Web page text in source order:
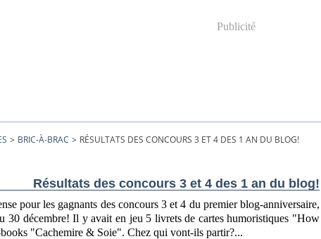
Publicité
> BRIC-À-BRAC > RÉSULTATS DES CONCOURS 3 ET 4 DES 1 AN DU BLOG!
Résultats des concours 3 et 4 des 1 an du blog!
pour les gagnants des concours 3 et 4 du premier blog-anniversaire,
30 décembre! Il y avait en jeu 5 livrets de cartes humoristiques "How
"Cachemire & Soie". Chez qui vont-ils partir?...